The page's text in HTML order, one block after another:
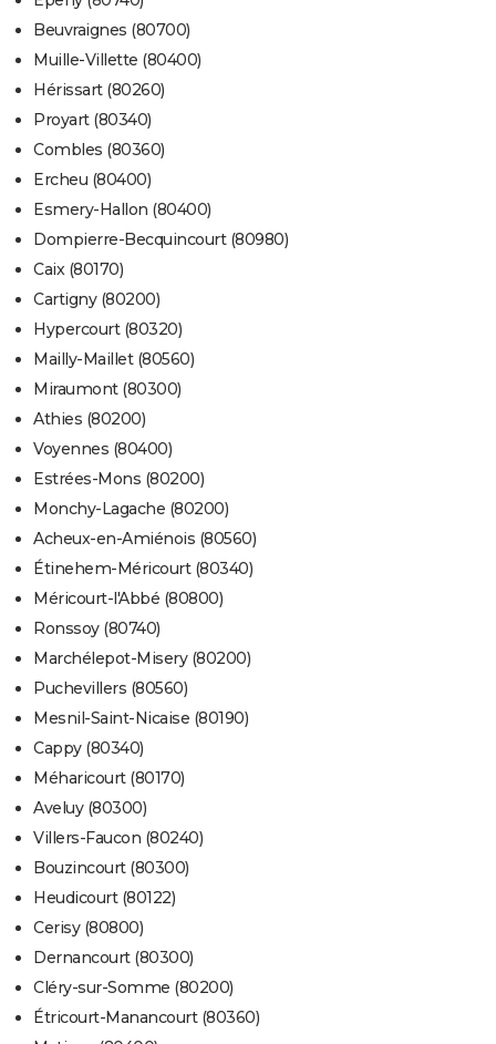
Beuvraignes (80700)
Muille-Villette (80400)
Hérissart (80260)
Proyart (80340)
Combles (80360)
Ercheu (80400)
Esmery-Hallon (80400)
Dompierre-Becquincourt (80980)
Caix (80170)
Cartigny (80200)
Hypercourt (80320)
Mailly-Maillet (80560)
Miraumont (80300)
Athies (80200)
Voyennes (80400)
Estrées-Mons (80200)
Monchy-Lagache (80200)
Acheux-en-Amiénois (80560)
Étinehem-Méricourt (80340)
Méricourt-l'Abbé (80800)
Ronssoy (80740)
Marchélepot-Misery (80200)
Puchevillers (80560)
Mesnil-Saint-Nicaise (80190)
Cappy (80340)
Méharicourt (80170)
Aveluy (80300)
Villers-Faucon (80240)
Bouzincourt (80300)
Heudicourt (80122)
Cerisy (80800)
Dernancourt (80300)
Cléry-sur-Somme (80200)
Étricourt-Manancourt (80360)